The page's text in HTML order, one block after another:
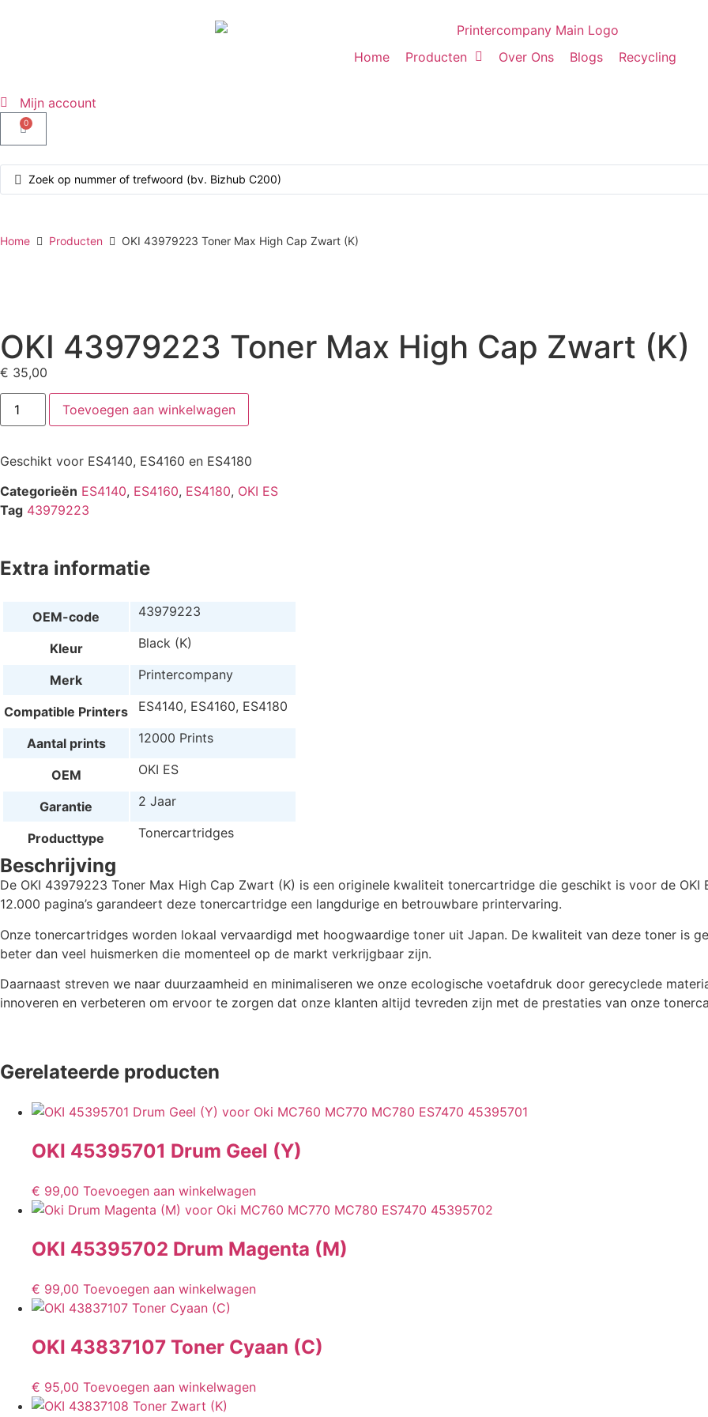
Home Producten Over Ons Blogs Recycling
Mijn account
0
Home Producten OKI 43979223 Toner Max High Cap Zwart (K)
OKI 43979223 Toner Max High Cap Zwart (K)
€ 35,00
Toevoegen aan winkelwagen
Geschikt voor ES4140, ES4160 en ES4180
Categorieën ES4140, ES4160, ES4180, OKI ES
Tag 43979223
Extra informatie
OEM-code 43979223
Kleur Black (K)
Merk Printercompany
Compatible Printers ES4140, ES4160, ES4180
Aantal prints 12000 Prints
OEM OKI ES
Garantie 2 Jaar
Producttype Tonercartridges
Beschrijving
De OKI 43979223 Toner Max High Cap Zwart (K) is een originele kwaliteit tonercartridge die geschikt is voor de OKI
12.000 pagina’s garandeert deze tonercartridge een langdurige en betrouwbare printervaring.
Onze tonercartridges worden lokaal vervaardigd met hoogwaardige toner uit Japan. De kwaliteit van deze toner is
beter dan veel huismerken die momenteel op de markt verkrijgbaar zijn.
Daarnaast streven we naar duurzaamheid en minimaliseren we onze ecologische voetafdruk door gerecyclede
innoveren en verbeteren om ervoor te zorgen dat onze klanten altijd tevreden zijn met de prestaties van onze
Gerelateerde producten
OKI 45395701 Drum Geel (Y)
€ 99,00 Toevoegen aan winkelwagen
OKI 45395702 Drum Magenta (M)
€ 99,00 Toevoegen aan winkelwagen
OKI 43837107 Toner Cyaan (C)
€ 95,00 Toevoegen aan winkelwagen